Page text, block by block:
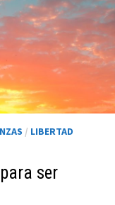
/ LIBERTAD
ser